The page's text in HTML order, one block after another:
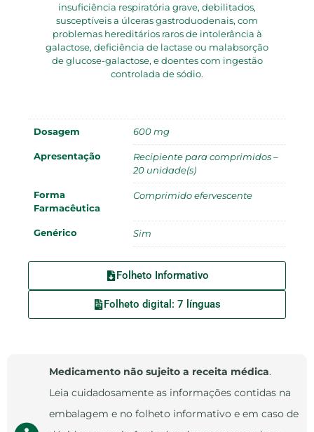
insuficiência respiratória grave, debilitados,
susceptíveis a úlceras gastroduodenais, com
problemas hereditários raros de intolerância à
galactose, deficiência de lactase ou malabsorção
de glucose-galactose, e doentes com ingestão
controlada de sódio.
Dosagem 600 mg
Apresentação
Recipiente para comprimidos –
20 unidade(s)
Forma
Farmacêutica
Comprimido efervescente
Genérico Sim
Folheto Informativo
Folheto digital: 7 línguas
Medicamento não sujeito a receita médica.
Leia cuidadosamente as informações contidas na
embalagem e no folheto informativo e em caso de